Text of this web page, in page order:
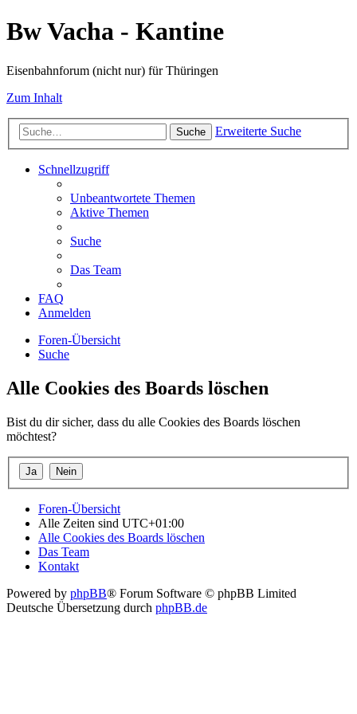
Bw Vacha - Kantine
Eisenbahnforum (nicht nur) für Thüringen
Zum Inhalt
Suche Erweiterte Suche
Schnellzugriff
Unbeantwortete Themen
Aktive Themen
Suche
Das Team
FAQ
Anmelden
Foren-Übersicht
Suche
Alle Cookies des Boards löschen
Bist du dir sicher, dass du alle Cookies des Boards löschen
möchtest?
Foren-Übersicht
Alle Zeiten sind UTC+01:00
Alle Cookies des Boards löschen
Das Team
Kontakt
Powered by phpBB® Forum Software © phpBB Limited
Deutsche Übersetzung durch phpBB.de